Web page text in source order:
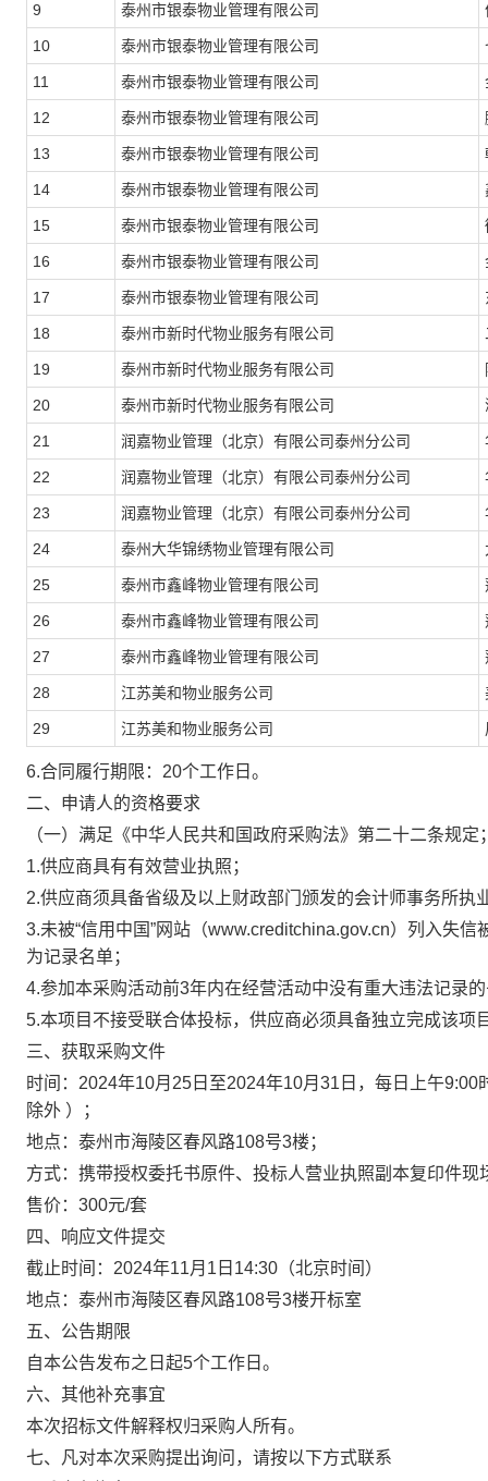
9 泰州市银泰物业管理有限公司
10 泰州市银泰物业管理有限公司
11 泰州市银泰物业管理有限公司
12 泰州市银泰物业管理有限公司
13 泰州市银泰物业管理有限公司
14 泰州市银泰物业管理有限公司
15 泰州市银泰物业管理有限公司
16 泰州市银泰物业管理有限公司
17 泰州市银泰物业管理有限公司
18 泰州市新时代物业服务有限公司
19 泰州市新时代物业服务有限公司
20 泰州市新时代物业服务有限公司
21 润嘉物业管理（北京）有限公司泰州分公司
22 润嘉物业管理（北京）有限公司泰州分公司
23 润嘉物业管理（北京）有限公司泰州分公司
24 泰州大华锦绣物业管理有限公司
25 泰州市鑫峰物业管理有限公司
26 泰州市鑫峰物业管理有限公司
27 泰州市鑫峰物业管理有限公司
28 江苏美和物业服务公司
29 江苏美和物业服务公司
6.合同履行期限：20个工作日。
二、申请人的资格要求
（一）满足《中华人民共和国政府采购法》第二十二条规定
1.供应商具有有效营业执照；
2.供应商须具备省级及以上财政部门颁发的会计师事务所执
3.未被“信用中国”网站（www.creditchina.gov.cn）列入失
为记录名单；
4.参加本采购活动前3年内在经营活动中没有重大违法记录
5.本项目不接受联合体投标，供应商必须具备独立完成该项
三、获取采购文件
时间：2024年10月25日至2024年10月31日，每日上午
除外 ）；
地点：泰州市海陵区春风路108号3楼；
方式：携带授权委托书原件、投标人营业执照副本复印件现
售价：300元/套
四、响应文件提交
截止时间：2024年11月1日14:30（北京时间）
地点：泰州市海陵区春风路108号3楼开标室
五、公告期限
自本公告发布之日起5个工作日。
六、其他补充事宜
本次招标文件解释权归采购人所有。
七、凡对本次采购提出询问，请按以下方式联系